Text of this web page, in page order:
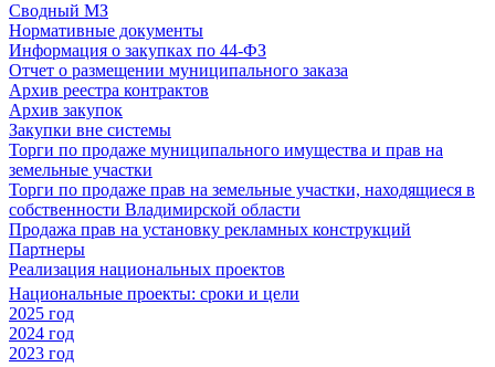
Сводный МЗ
Нормативные документы
Информация о закупках по 44-ФЗ
Отчет о размещении муниципального заказа
Архив реестра контрактов
Архив закупок
Закупки вне системы
Торги по продаже муниципального имущества и прав на
земельные участки
Торги по продаже прав на земельные участки, находящиеся в
собственности Владимирской области
Продажа прав на установку рекламных конструкций
Партнеры
Реализация национальных проектов
Национальные проекты: сроки и цели
2025 год
2024 год
2023 год